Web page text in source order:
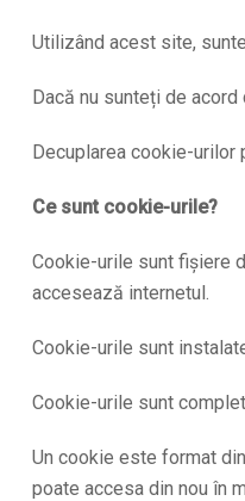
Utilizând acest site,
Dacă nu sunteți de
Decuplarea cookie-urilor
Ce sunt cookie-urile?
Cookie-urile sunt fișiere
accesează internetul.
Cookie-urile sunt
Cookie-urile sunt
Un cookie este format
poate accesa din nou în